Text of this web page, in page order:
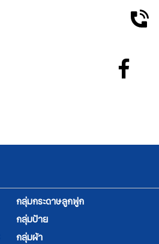
กลุ่มกระดาษลูกฟูก
กลุ่มป้าย
กลุ่มผ้า